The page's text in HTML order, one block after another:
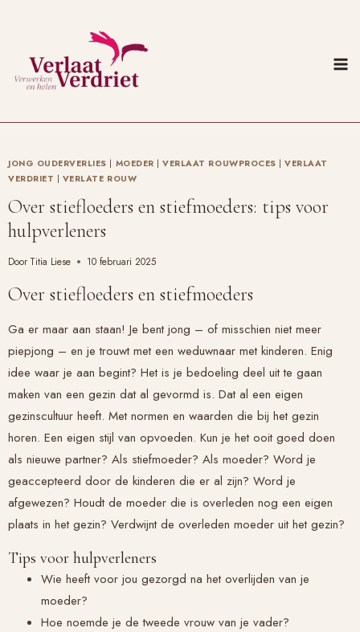
inhoud
JONG OUDERVERLIES | MOEDER |VERLAAT ROUWPROCES |VERLAAT
VERDRIET | VERLATE ROUW
Over stiefloeders en stiefmoeders: tips voor
hulpverleners
Door Titia Liese 10 februari 2025
Over stiefloeders en stiefmoeders
Ga er maar aan staan! Je bent jong – of misschien niet meer
piepjong – en je trouwt met een weduwnaar met kinderen. Enig
idee waar je aan begint? Het is je bedoeling deel uit te gaan
maken van een gezin dat al gevormd is. Dat al een eigen
gezinscultuur heeft. Met normen en waarden die bij het gezin
horen. Een eigen stijl van opvoeden. Kun je het ooit goed doen
als nieuwe partner? Als stiefmoeder? Als moeder? Word je
geaccepteerd door de kinderen die er al zijn? Word je
afgewezen? Houdt de moeder die is overleden nog een eigen
plaats in het gezin? Verdwijnt de overleden moeder uit het gezin?
Tips voor hulpverleners
Wie heeft voor jou gezorgd na het overlijden van je
moeder?
Hoe noemde je de tweede vrouw van je vader?